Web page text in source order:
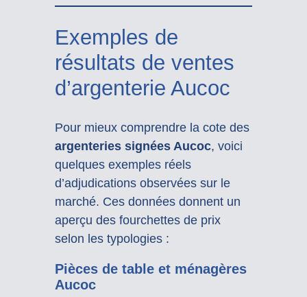
Exemples de
résultats de ventes
d’argenterie Aucoc
Pour mieux comprendre la cote des
argenteries signées Aucoc, voici
quelques exemples réels
d’adjudications observées sur le
marché. Ces données donnent un
aperçu des fourchettes de prix
selon les typologies :
Pièces de table et ménagères
Aucoc